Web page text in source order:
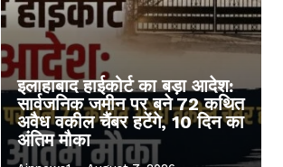
इलाहाबाद हाईकोर्ट का बड़ा आदेश:
सार्वजनिक जमीन पर बने 72 कथित
अवैध वकील चैंबर हटेंगे, 10 दिन का
अंतिम मौका